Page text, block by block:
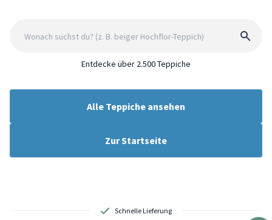
Entdecke über 2.500 Teppiche
Alle Teppiche ansehen
Zur Startseite
Schnelle Lieferung